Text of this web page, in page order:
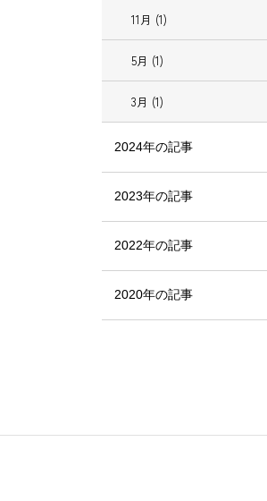
11月 (1)
5月 (1)
3月 (1)
2024年の記事
2023年の記事
2022年の記事
2020年の記事